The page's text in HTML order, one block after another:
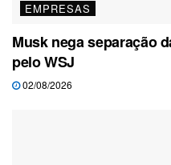
EMPRESAS
Musk nega separação
pelo WSJ
02/08/2026